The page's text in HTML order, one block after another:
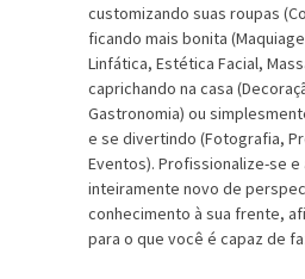
customizando suas roupas
ficando mais bonita
Linfática, Estética Facial,
caprichando na casa
Gastronomia) ou
e se divertindo (Fotografia,
Eventos). Profissionalize-se e
inteiramente novo de
conhecimento à sua frente,
para o que você é capaz de